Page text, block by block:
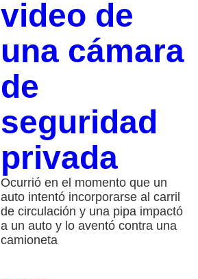
video de
una cámara
de
seguridad
privada
Ocurrió en el momento que un
auto intentó incorporarse al carril
de circulación y una pipa impactó
a un auto y lo aventó contra una
camioneta